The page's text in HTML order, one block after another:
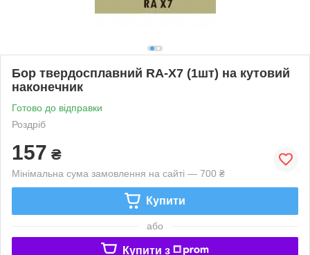
Бор твердосплавний RA-X7 (1шт) на кутовий
наконечник
Готово до відправки
Роздріб
157 ₴
Мінімальна сума замовлення на сайті — 700 ₴
Купити
або
Купити з